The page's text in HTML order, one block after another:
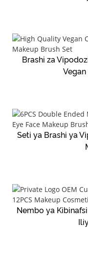
Brashi za
Vegan
Seti ya Brashi ya
Nembo ya